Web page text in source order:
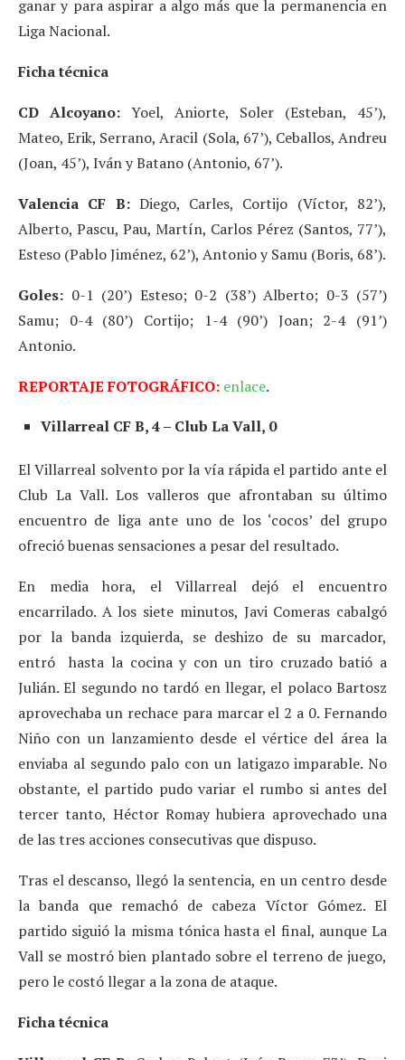
ganar y para aspirar a algo más que la permanencia en
Liga Nacional.
Ficha técnica
CD Alcoyano: Yoel, Aniorte, Soler (Esteban, 45’),
Mateo, Erik, Serrano, Aracil (Sola, 67’), Ceballos, Andreu
(Joan, 45’), Iván y Batano (Antonio, 67’).
Valencia CF B:Diego, Carles, Cortijo (Víctor, 82’),
Alberto, Pascu, Pau, Martín, Carlos Pérez (Santos, 77’),
Esteso (Pablo Jiménez, 62’), Antonio y Samu (Boris, 68’).
Goles: 0-1 (20’) Esteso; 0-2 (38’) Alberto; 0-3 (57’)
Samu; 0-4 (80’) Cortijo; 1-4 (90’) Joan; 2-4 (91’)
Antonio.
REPORTAJE FOTOGRÁFICO: enlace.
Villarreal CF B, 4 – Club La Vall, 0
El Villarreal solvento por la vía rápida el partido ante el
Club La Vall. Los valleros que afrontaban su último
encuentro de liga ante uno de los ‘cocos’ del grupo
ofreció buenas sensaciones a pesar del resultado.
En media hora, el Villarreal dejó el encuentro
encarrilado. A los siete minutos, Javi Comeras cabalgó
por la banda izquierda, se deshizo de su marcador,
entró hasta la cocina y con un tiro cruzado batió a
Julián. El segundo no tardó en llegar, el polaco Bartosz
aprovechaba un rechace para marcar el 2 a 0. Fernando
Niño con un lanzamiento desde el vértice del área la
enviaba al segundo palo con un latigazo imparable. No
obstante, el partido pudo variar el rumbo si antes del
tercer tanto, Héctor Romay hubiera aprovechado una
de las tres acciones consecutivas que dispuso.
Tras el descanso, llegó la sentencia, en un centro desde
la banda que remachó de cabeza Víctor Gómez. El
partido siguió la misma tónica hasta el final, aunque La
Vall se mostró bien plantado sobre el terreno de juego,
pero le costó llegar a la zona de ataque.
Ficha técnica